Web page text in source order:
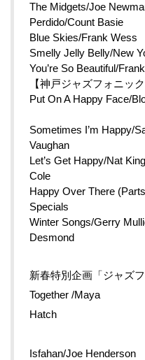
The Midgets/Joe
Perdido/Count Basie
Blue Skies/Frank Wess
Smelly Jelly Belly/New
You’re So Beautiful/
【神戸ジャズフォニッ
Put On A Happy Face/
Sometimes I’m Happy/
Let’s Get Happy/Nat King
Happy Over There
Winter Songs/Gerry
新春特別企画「ジャズ
Together /Maya
Isfahan/Joe Henderson